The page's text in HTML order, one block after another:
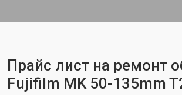
Прайс лист на ремонт
Fujifilm MK 50-135mm